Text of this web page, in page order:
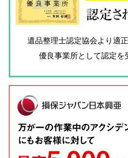
認定さ
遺品整理士認定協会より適
優良事業所として認定を